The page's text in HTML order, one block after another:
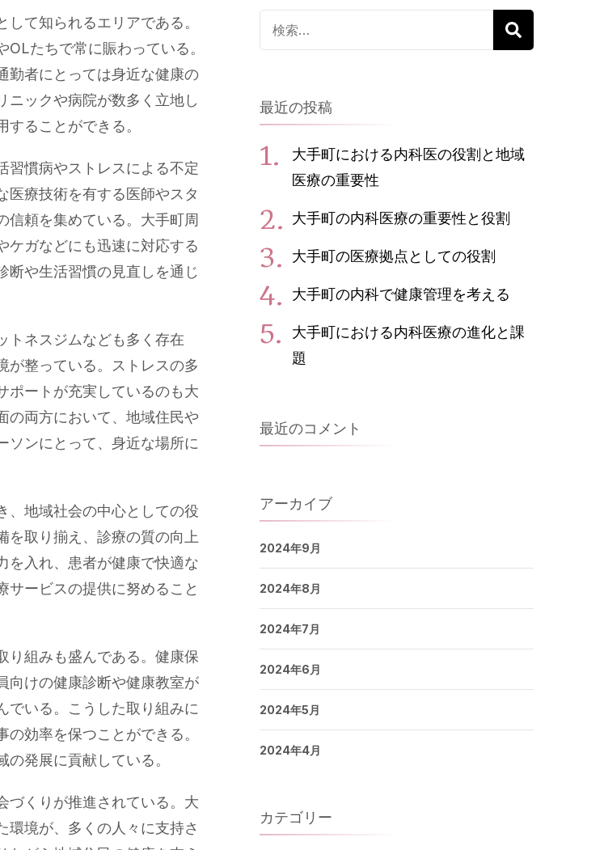
の
合
都
へ
の
て知られるエリアである。
たちで常に賑わっている。
勤者にとっては身近な健康の
ニックや病院が数多く立地し
ることができる。
習慣病やストレスによる不定
医療技術を有する医師やスタ
信頼を集めている。大手町周
ケガなどにも迅速に対応する
断や生活習慣の見直しを通じ
トネスジムなども多く存在
が整っている。ストレスの多
ポートが充実しているのも大
の両方において、地域住民や
ソンにとって、身近な場所に
、地域社会の中心としての役
を取り揃え、診療の質の向上
を入れ、患者が健康で快適な
サービスの提供に努めること
り組みも盛んである。健康保
向けの健康診断や健康教室が
でいる。こうした取り組みに
効率を保つことができる。
発展に貢献している。
づくりが推進されている。大
環境が、多くの人々に支持さ
索
象:
最近の投稿
大手町における内科医の役割と地域
医療の重要性
大手町の内科医療の重要性と役割
大手町の医療拠点としての役割
大手町の内科で健康管理を考える
大手町における内科医療の進化と課
題
最近のコメント
アーカイブ
2024年9月
2024年8月
2024年7月
2024年6月
2024年5月
2024年4月
カテゴリー